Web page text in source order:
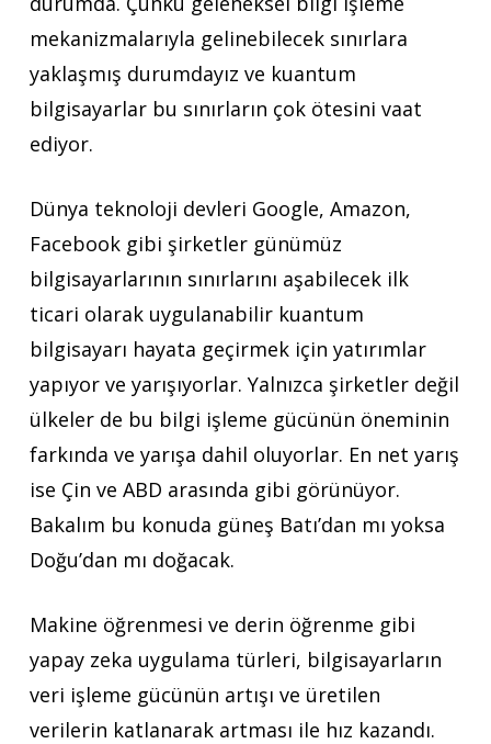
mekanizmalarıyla gelinebilecek sınırlara
yaklaşmış durumdayız ve kuantum
bilgisayarlar bu sınırların çok ötesini vaat
ediyor.
Dünya teknoloji devleri Google, Amazon,
Facebook gibi şirketler günümüz
bilgisayarlarının sınırlarını aşabilecek ilk
ticari olarak uygulanabilir kuantum
bilgisayarı hayata geçirmek için yatırımlar
yapıyor ve yarışıyorlar. Yalnızca şirketler değil
ülkeler de bu bilgi işleme gücünün öneminin
farkında ve yarışa dahil oluyorlar. En net yarış
ise Çin ve ABD arasında gibi görünüyor.
Bakalım bu konuda güneş Batı’dan mı yoksa
Doğu’dan mı doğacak.
Makine öğrenmesi ve derin öğrenme gibi
yapay zeka uygulama türleri, bilgisayarların
veri işleme gücünün artışı ve üretilen
verilerin katlanarak artması ile hız kazandı.